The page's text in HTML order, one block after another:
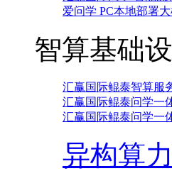
爱问学 PC本地部署
智算基础
汇赢国际鲲泰智算服
汇赢国际鲲泰问学一
汇赢国际鲲泰问学一
异构算